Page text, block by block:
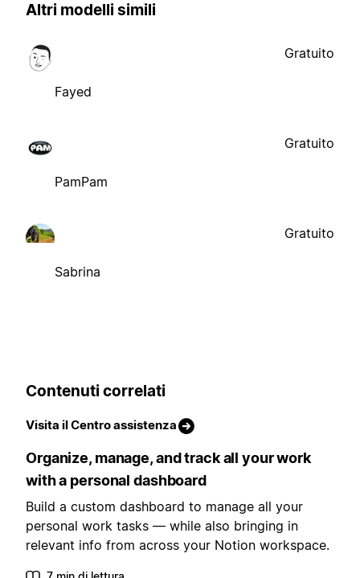
Altri modelli simili
Fayed
Gratuito
PamPam
Gratuito
Sabrina
Gratuito
Contenuti correlati
Visita il Centro assistenza
Organize, manage, and track all your work
with a personal dashboard
Build a custom dashboard to manage all your
personal work tasks — while also bringing in
relevant info from across your Notion workspace.